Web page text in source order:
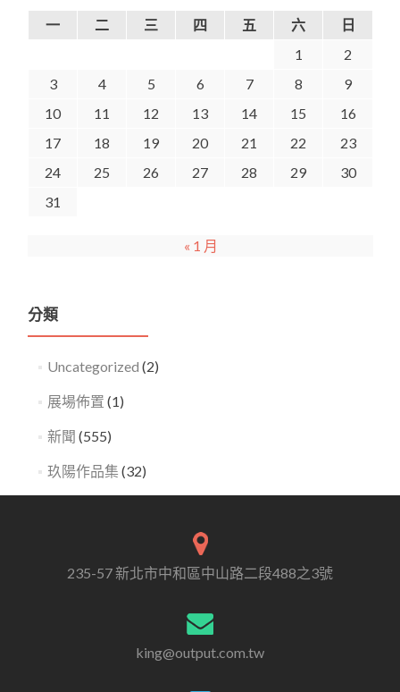
一 二 三 四 五 六
日
1
2
3
4 5 6 7 8
9
10
11 12 13 14 15
16
17
18 19 20 21 22
23
24
25 26 27 28 29
30
31
« 1 月
分類
Uncategorized (2)
展場佈置 (1)
新聞 (555)
玖陽作品集 (32)
235-57 新北市中和區中山路二段488之3號
king@output.com.tw